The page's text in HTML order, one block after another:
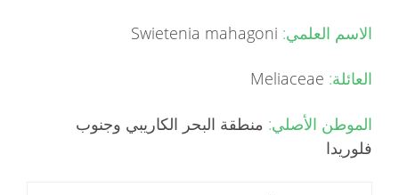
الاسم العلمي:
العائلة:
الموطن الأصلي: منطقة البحر الكاريبي وجنوب
فلوريدا